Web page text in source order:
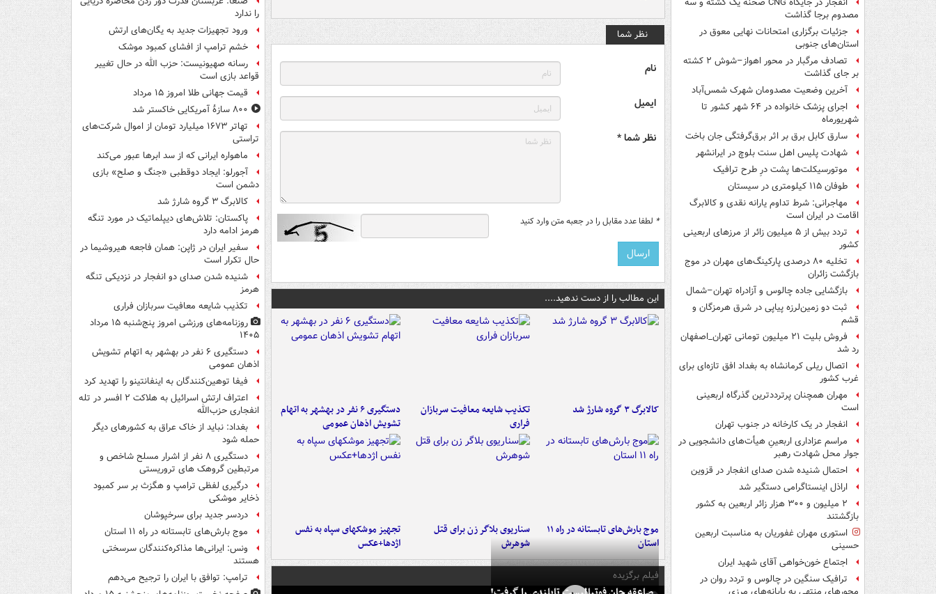
انفجار در جایگاه CNG صحنه یک کشته و سه
مصدوم برجا گذاشت
جزئیات برگزاری امتحانات نهایی معوق در
استان‌های جنوبی
تصادف مرگبار در محور اهواز–شوش ۲ کشته
بر جای گذاشت
آخرین وضعیت مصدومان شهرک شمس‌آباد
اجرای پزشک خانواده در ۶۴ شهر کشور تا
شهریورماه
سارق کابل برق بر اثر برق‌گرفتگی جان باخت
شهادت پلیس اهل سنت بلوچ در ایرانشهر
موتورسیکلت‌ها پشت درِ طرح ترافیک
طوفان ۱۱۵ کیلومتری در سیستان
مهاجرانی: شرط تداوم یارانه نقدی و کالابرگ
اقامت در ایران است
تردد بیش از ۵ میلیون زائر از مرزهای اربعینی
کشور
تخلیه ۸۰ درصدی پارکینگ‌های مهران در موج
بازگشت زائران
بازگشایی جاده چالوس و آزادراه تهران–شمال
ثبت دو زمین‌لرزه پیاپی در شرق هرمزگان و
قشم
فروش بلیت ۲۱ میلیون تومانی تهران_اصفهان
رد شد
اتصال ریلی کرمانشاه به بغداد افق تازه‌ای برای
غرب کشور
مهران همچنان پرترددترین گذرگاه اربعینی
است
انفجار در یک کارخانه در جنوب تهران
مراسم عزاداری اربعینِ هیأت‌های دانشجویی در
جوار محل شهادت رهبر
احتمال شنیده شدن صدای انفجار در قزوین
اراذل اینستاگرامی دستگیر شد
۲ میلیون و ۳۰۰ هزار زائر اربعین به کشور
بازگشتند
استوری مهران غفوریان به مناسبت اربعین
حسینی
اجتماع خون‌خواهی آقای شهید ایران
ترافیک سنگین در چالوس و تردد روان در
نظر شما
نام
ایمیل
نظر شما *
* لطفا عدد مقابل را در جعبه متن وارد کنید
این مطالب را از دست ندهید....
کالابرگ ۳ گروه شارژ شد
تکذیب شایعه معافیت سربازان
فراری
دستگیری ۶ نفر در بهشهر به اتهام
تشویش اذهان عمومی
موج بارش‌های تابستانه در راه ۱۱
استان
سناریوی بلاگر زن برای قتل
شوهرش
تجهیز موشکهای سپاه به نفس
اژدها+عکس
فیلم برگزیده
را ندارد
ورود تجهیزات جدید به یگان‌های ارتش
خشم ترامپ از افشای کمبود موشک
رسانه صهیونیست: حزب الله در حال تغییر
قواعد بازی است
قیمت جهانی طلا امروز ۱۵ مرداد
۸۰۰ سازۀ آمریکایی خاکستر شد
تهاتر ۱۶۷۳ میلیارد تومان از اموال شرکت‌های
تراستی
ماهواره ایرانی که از سد ابرها عبور می‌کند
آجورلو: ایجاد دوقطبی «جنگ و صلح‌» بازی
دشمن است
کالابرگ ۳ گروه شارژ شد
پاکستان: تلاش‌های دیپلماتیک در مورد تنگه
هرمز ادامه دارد
سفیر ایران در ژاپن: همان فاجعه هیروشیما در
حال تکرار است
شنیده شدن صدای دو انفجار در نزدیکی تنگه
هرمز
تکذیب شایعه معافیت سربازان فراری
روزنامه‌های ورزشی امروز پنج‌شنبه ۱۵ مرداد
۱۴۰۵
دستگیری ۶ نفر در بهشهر به اتهام تشویش
اذهان عمومی
فیفا توهین‌کنندگان به اینفانتینو را تهدید کرد
اعتراف ارتش اسرائیل به هلاکت ۲ افسر در تله
انفجاری حزب‌الله
بغداد: نباید از خاک عراق به کشورهای دیگر
حمله شود
دستگیری ۸ نفر از اشرار مسلح شاخص و
مرتبطین گروهک های تروریستی
درگیری لفظی ترامپ و هگزث بر سر کمبود
ذخایر موشکی
دردسر جدید برای سرخپوشان
موج بارش‌های تابستانه در راه ۱۱ استان
ونس: ایرانی‌ها مذاکره‌کنندگان سرسختی
هستند
ترامپ: توافق با ایران را ترجیح می‌دهم